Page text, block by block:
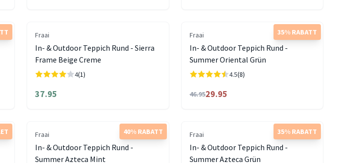
Fraai
In- & Outdoor Teppich Rund - Sierra
Frame Beige Creme
4(1)
37.95
35% RABATT
Fraai
In- & Outdoor Teppich Rund -
Summer Oriental Grün
4.5(8)
46.9529.95
40% RABATT
Fraai
In- & Outdoor Teppich Rund -
Summer Azteca Mint
35% RABATT
Fraai
In- & Outdoor Teppich Rund -
Summer Azteca Grün